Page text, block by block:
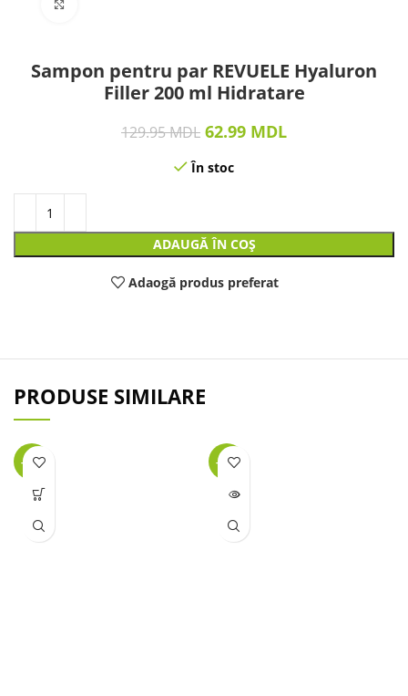
Sampon pentru par REVUELE Hyaluron
Filler 200 ml Hidratare
129.95MDL 62.99 MDL
În stoc
ADAUGĂ ÎN COȘ
Adaogă produs preferat
PRODUSE SIMILARE
-34% -63%
LIPSĂ